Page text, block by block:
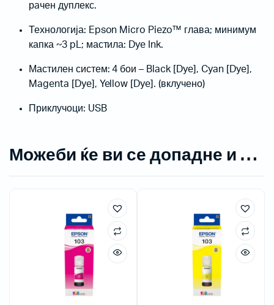
рaчен дуплекс.
Технологија: Epson Micro Piezo™ глава; минимум
капка ~3 pL; мастила: Dye Ink.
Мастилен систем: 4 бои – Black [Dye], Cyan [Dye],
Magenta [Dye], Yellow [Dye]. (вклучено)
Приклучоци: USB
Можеби ќе ви се допадне и …